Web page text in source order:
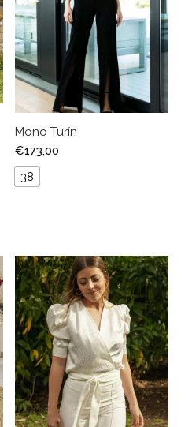
Mono Turín
€173,00
38